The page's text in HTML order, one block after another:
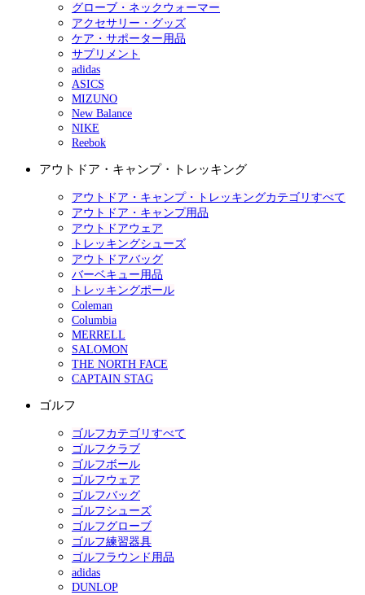
グローブ・ネックウォーマー
アクセサリー・グッズ
ケア・サポーター用品
サプリメント
adidas
ASICS
MIZUNO
New Balance
NIKE
Reebok
アウトドア・キャンプ・トレッキング
アウトドア・キャンプ・トレッキングカテゴリすべて
アウトドア・キャンプ用品
アウトドアウェア
トレッキングシューズ
アウトドアバッグ
バーベキュー用品
トレッキングポール
Coleman
Columbia
MERRELL
SALOMON
THE NORTH FACE
CAPTAIN STAG
ゴルフ
ゴルフカテゴリすべて
ゴルフクラブ
ゴルフボール
ゴルフウェア
ゴルフバッグ
ゴルフシューズ
ゴルフグローブ
ゴルフ練習器具
ゴルフラウンド用品
adidas
DUNLOP